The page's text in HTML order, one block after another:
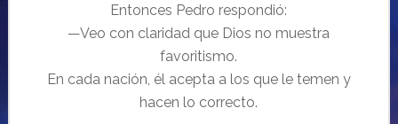
Entonces Pedro respondió:
—Veo con claridad que Dios no muestra
favoritismo.
En cada nación, él acepta a los que le temen y
hacen lo correcto.